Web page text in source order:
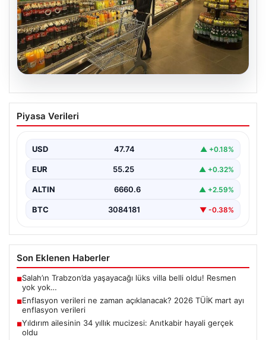
07.08.2026
Enflasyon verileri ne zaman
açıklanacak? 2026 TÜİK mart ayı
Piyasa Verileri
USD 47.74 ▲ +0.18%
EUR 55.25 ▲ +0.32%
ALTIN 6660.6 ▲ +2.59%
BTC 3084181 ▼ -0.38%
Son Eklenen Haberler
■Salah’ın Trabzon’da yaşayacağı lüks villa belli oldu! Resmen
yok yok…
■Enflasyon verileri ne zaman açıklanacak? 2026 TÜİK mart ayı
enflasyon verileri
■Yıldırım ailesinin 34 yıllık mucizesi: Anıtkabir hayali gerçek
oldu